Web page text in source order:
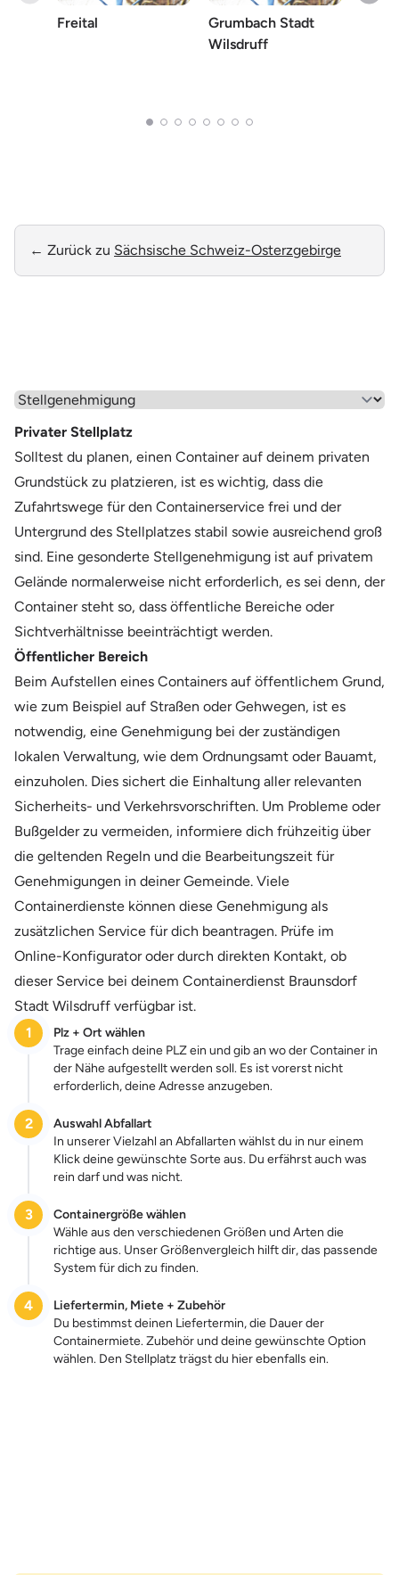
Freital
Grumbach Stadt
Wilsdruff
← Zurück zu Sächsische Schweiz-Osterzgebirge
Wähle einen Menüpunkt aus
Privater Stellplatz
Solltest du planen, einen Container auf deinem privaten
Grundstück zu platzieren, ist es wichtig, dass die
Zufahrtswege für den Containerservice frei und der
Untergrund des Stellplatzes stabil sowie ausreichend groß
sind. Eine gesonderte Stellgenehmigung ist auf privatem
Gelände normalerweise nicht erforderlich, es sei denn, der
Container steht so, dass öffentliche Bereiche oder
Sichtverhältnisse beeinträchtigt werden.
Öffentlicher Bereich
Beim Aufstellen eines Containers auf öffentlichem Grund,
wie zum Beispiel auf Straßen oder Gehwegen, ist es
notwendig, eine Genehmigung bei der zuständigen
lokalen Verwaltung, wie dem Ordnungsamt oder Bauamt,
einzuholen. Dies sichert die Einhaltung aller relevanten
Sicherheits- und Verkehrsvorschriften. Um Probleme oder
Bußgelder zu vermeiden, informiere dich frühzeitig über
die geltenden Regeln und die Bearbeitungszeit für
Genehmigungen in deiner Gemeinde. Viele
Containerdienste können diese Genehmigung als
zusätzlichen Service für dich beantragen. Prüfe im
Online-Konfigurator oder durch direkten Kontakt, ob
dieser Service bei deinem Containerdienst Braunsdorf
Stadt Wilsdruff verfügbar ist.
1
Plz + Ort wählen
Trage einfach deine PLZ ein und gib an wo der Container in
der Nähe aufgestellt werden soll. Es ist vorerst nicht
erforderlich, deine Adresse anzugeben.
2
Auswahl Abfallart
In unserer Vielzahl an Abfallarten wählst du in nur einem
Klick deine gewünschte Sorte aus. Du erfährst auch was
rein darf und was nicht.
3
Containergröße wählen
Wähle aus den verschiedenen Größen und Arten die
richtige aus. Unser Größenvergleich hilft dir, das passende
System für dich zu finden.
4
Liefertermin, Miete + Zubehör
Du bestimmst deinen Liefertermin, die Dauer der
Containermiete. Zubehör und deine gewünschte Option
wählen. Den Stellplatz trägst du hier ebenfalls ein.